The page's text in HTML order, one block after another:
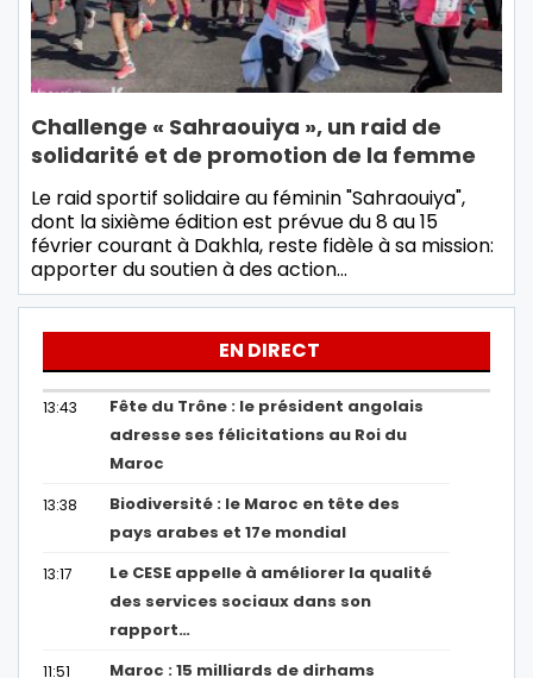
Challenge « Sahraouiya », un raid de
solidarité et de promotion de la femme
Le raid sportif solidaire au féminin "Sahraouiya",
dont la sixième édition est prévue du 8 au 15
février courant à Dakhla, reste fidèle à sa mission:
apporter du soutien à des action…
EN DIRECT
13:43
Fête du Trône : le président angolais
adresse ses félicitations au Roi du
Maroc
13:38
Biodiversité : le Maroc en tête des
pays arabes et 17e mondial
13:17
Le CESE appelle à améliorer la qualité
des services sociaux dans son
rapport…
11:51
Maroc : 15 milliards de dirhams